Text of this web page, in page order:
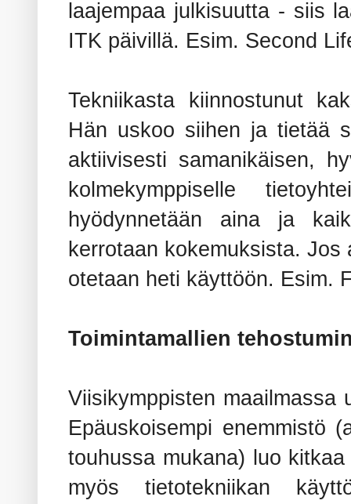
laajempaa julkisuutta - siis
ITK päivillä. Esim. Second
Tekniikasta kiinnostunut
Hän uskoo siihen ja tietää
aktiivisesti samanikäisen,
kolmekymppiselle
hyödynnetään aina ja
kerrotaan kokemuksista.
otetaan heti käyttöön. Esim.
Toimintamallien
Viisikymppisten maailmassa
Epäuskoisempi enemmistö
touhussa mukana) luo
myös tietotekniikan